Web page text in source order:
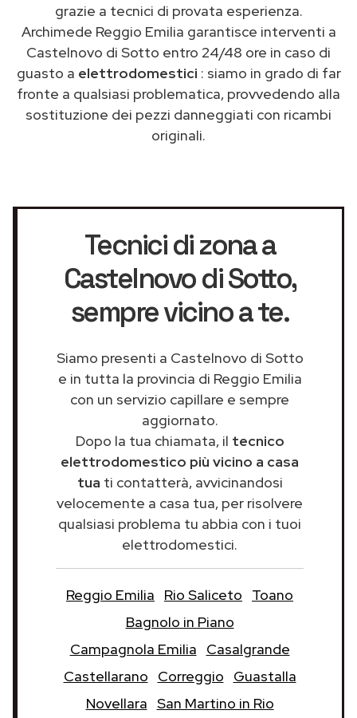
grazie a tecnici di provata esperienza.
Archimede Reggio Emilia garantisce interventi a
Castelnovo di Sotto entro 24/48 ore in caso di
guasto a elettrodomestici : siamo in grado di far
fronte a qualsiasi problematica, provvedendo alla
sostituzione dei pezzi danneggiati con ricambi
originali.
Tecnici di zona a
Castelnovo di Sotto,
sempre vicino a te.
Siamo presenti a Castelnovo di Sotto
e in tutta la provincia di Reggio Emilia
con un servizio capillare e sempre
aggiornato.
Dopo la tua chiamata, il tecnico
elettrodomestico più vicino a casa
tua ti contatterà, avvicinandosi
velocemente a casa tua, per risolvere
qualsiasi problema tu abbia con i tuoi
elettrodomestici.
Reggio Emilia Rio Saliceto
Toano
Bagnolo in Piano
Campagnola Emilia
Casalgrande
Castellarano
Correggio
Guastalla
Novellara San Martino in Rio